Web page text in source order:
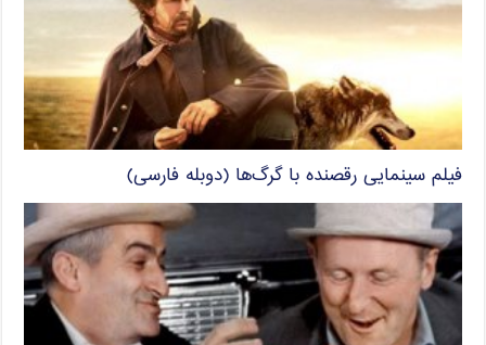
فیلم سینمایی رقصنده با گرگ‌ها (دوبله فارسی)